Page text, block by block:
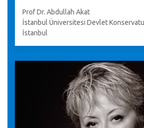
Prof Dr. Abdullah Akat
İstanbul Üniversitesi Devlet
İstanbul